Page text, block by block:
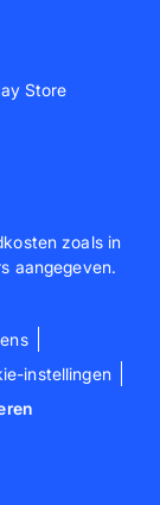
zoals in
aangegeven.
instellingen